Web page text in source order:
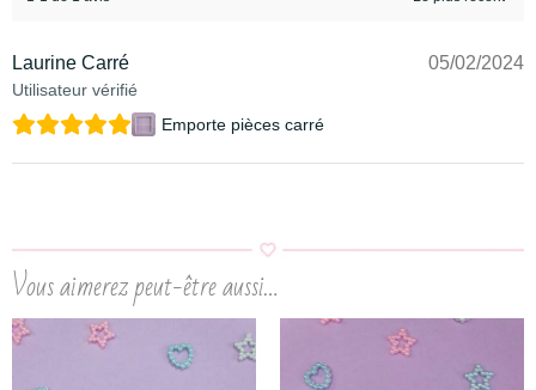
Laurine Carré
Utilisateur vérifié
05/02/2024
Emporte pièces carré
Vous aimerez peut-être aussi…